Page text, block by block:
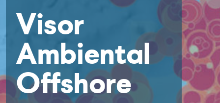
Visor
Ambiental
Offshore